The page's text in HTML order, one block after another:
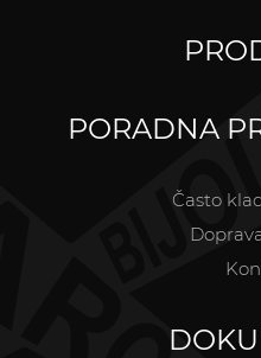
PORADNA
Často